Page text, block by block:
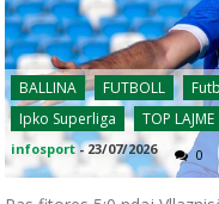
BALLINA FUTBOLL
Ipko Superliga
TOP LAJME
infosport -23/07/2026 0